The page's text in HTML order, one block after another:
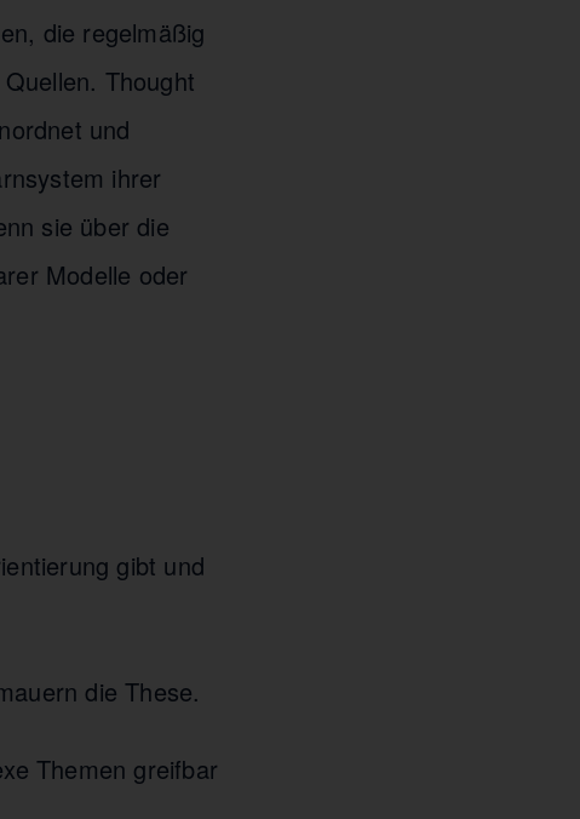
die regelmäßig
Thought
und
ihrer
sie über die
Modelle oder
gibt und
die These.
Themen greifbar